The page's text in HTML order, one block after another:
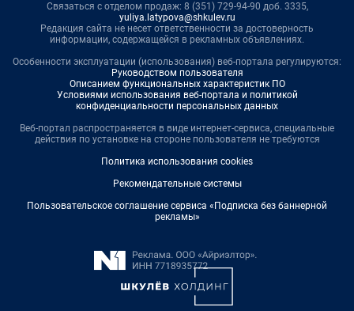
Связаться с отделом продаж: 8 (351) 729-94-90 доб. 3335,
yuliya.latypova@shkulev.ru
Редакция сайта не несет ответственности за достоверность
информации, содержащейся в рекламных объявлениях.
Особенности эксплуатации (использования) веб-портала регулируются:
Руководством пользователя
Описанием функциональных характеристик ПО
Условиями использования веб-портала и политикой
конфиденциальности персональных данных
Веб-портал распространяется в виде интернет-сервиса, специальные
действия по установке на стороне пользователя не требуются
Политика использования cookies
Рекомендательные системы
Пользовательское соглашение сервиса «Подписка без баннерной
рекламы»